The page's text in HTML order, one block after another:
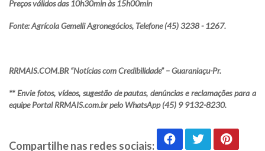
Preços válidos das 10h30min às 15h00min
Fonte: Agrícola Gemelli Agronegócios, Telefone (45) 3238 - 1267.
RRMAIS.COM.BR “Notícias com Credibilidade” – Guaraniaçu-Pr.
** Envie fotos, vídeos, sugestão de pautas, denúncias e reclamações para a
equipe Portal RRMAIS.com.br pelo WhatsApp (45) 9 9132-8230.
Compartilhe nas redes sociais: